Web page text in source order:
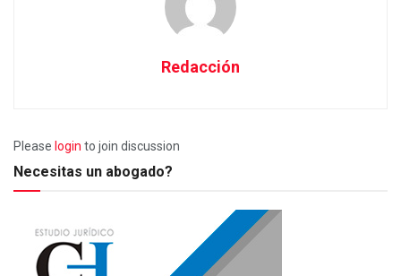
Redacción
Please login to join discussion
Necesitas un abogado?